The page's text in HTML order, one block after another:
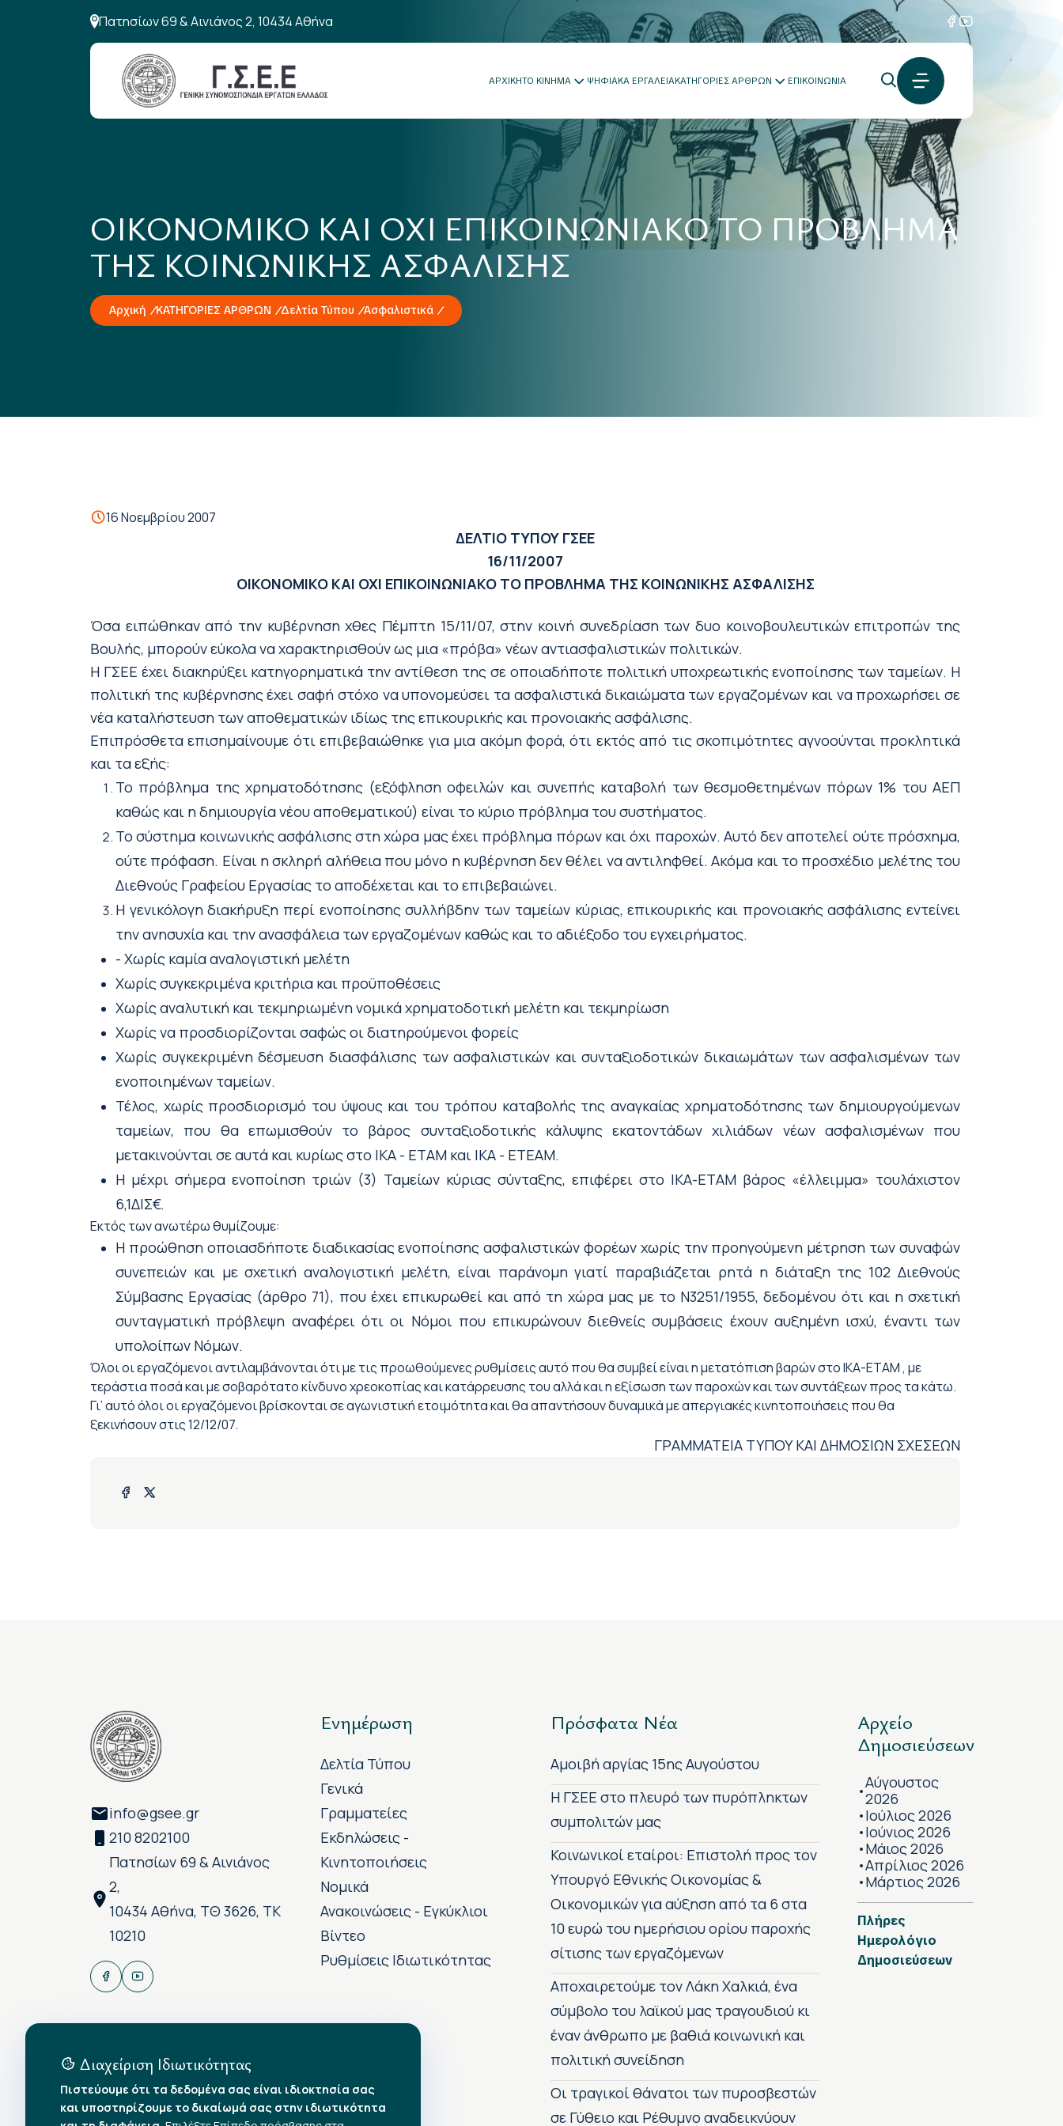
Πατησίων 69 & Αινιάνος 2, 10434 Αθήνα
ΑΡΧΙΚΗΤΟ ΚΙΝΗΜΑ ΨΗΦΙΑΚΑ ΕΡΓΑΛΕΙΑΚΑΤΗΓΟΡΙΕΣ ΑΡΘΡΩΝ ΕΠΙΚΟΙΝΩΝΙΑ
ΟΙΚΟΝΟΜΙΚΟ ΚΑΙ ΟΧΙ ΕΠΙΚΟΙΝΩΝΙΑΚΟ ΤΟ ΠΡΟΒΛΗΜΑ
ΤΗΣ ΚΟΙΝΩΝΙΚΗΣ ΑΣΦΑΛΙΣΗΣ
Αρχική ΚΑΤΗΓΟΡΙΕΣ ΑΡΘΡΩΝ Δελτία Τύπου Ασφαλιστικά
16 Νοεμβρίου 2007
ΔΕΛΤΙΟ ΤΥΠΟΥ ΓΣΕΕ
16/11/2007
ΟΙΚΟΝΟΜΙΚΟ ΚΑΙ ΟΧΙ ΕΠΙΚΟΙΝΩΝΙΑΚΟ ΤΟ ΠΡΟΒΛΗΜΑ ΤΗΣ ΚΟΙΝΩΝΙΚΗΣ ΑΣΦΑΛΙΣΗΣ
Όσα ειπώθηκαν από την κυβέρνηση χθες Πέμπτη 15/11/07, στην κοινή συνεδρίαση των δυο κοινοβουλευτικών επιτροπών της
Βουλής, μπορούν εύκολα να χαρακτηρισθούν ως μια «πρόβα» νέων αντιασφαλιστικών πολιτικών.
Η ΓΣΕΕ έχει διακηρύξει κατηγορηματικά την αντίθεση της σε οποιαδήποτε πολιτική υποχρεωτικής ενοποίησης των ταμείων. Η
πολιτική της κυβέρνησης έχει σαφή στόχο να υπονομεύσει τα ασφαλιστικά δικαιώματα των εργαζομένων και να προχωρήσει σε
νέα καταλήστευση των αποθεματικών ιδίως της επικουρικής και προνοιακής ασφάλισης.
Επιπρόσθετα επισημαίνουμε ότι επιβεβαιώθηκε για μια ακόμη φορά, ότι εκτός από τις σκοπιμότητες αγνοούνται προκλητικά
και τα εξής:
Το πρόβλημα της χρηματοδότησης (εξόφληση οφειλών και συνεπής καταβολή των θεσμοθετημένων πόρων 1% του ΑΕΠ
καθώς και η δημιουργία νέου αποθεματικού) είναι το κύριο πρόβλημα του συστήματος.
Το σύστημα κοινωνικής ασφάλισης στη χώρα μας έχει πρόβλημα πόρων και όχι παροχών. Αυτό δεν αποτελεί ούτε πρόσχημα,
ούτε πρόφαση. Είναι η σκληρή αλήθεια που μόνο η κυβέρνηση δεν θέλει να αντιληφθεί. Ακόμα και το προσχέδιο μελέτης του
Διεθνούς Γραφείου Εργασίας το αποδέχεται και το επιβεβαιώνει.
Η γενικόλογη διακήρυξη περί ενοποίησης συλλήβδην των ταμείων κύριας, επικουρικής και προνοιακής ασφάλισης εντείνει
την ανησυχία και την ανασφάλεια των εργαζομένων καθώς και το αδιέξοδο του εγχειρήματος.
- Χωρίς καμία αναλογιστική μελέτη
Χωρίς συγκεκριμένα κριτήρια και προϋποθέσεις
Χωρίς αναλυτική και τεκμηριωμένη νομικά χρηματοδοτική μελέτη και τεκμηρίωση
Χωρίς να προσδιορίζονται σαφώς οι διατηρούμενοι φορείς
Χωρίς συγκεκριμένη δέσμευση διασφάλισης των ασφαλιστικών και συνταξιοδοτικών δικαιωμάτων των ασφαλισμένων των
ενοποιημένων ταμείων.
Τέλος, χωρίς προσδιορισμό του ύψους και του τρόπου καταβολής της αναγκαίας χρηματοδότησης των δημιουργούμενων
ταμείων, που θα επωμισθούν το βάρος συνταξιοδοτικής κάλυψης εκατοντάδων χιλιάδων νέων ασφαλισμένων που
μετακινούνται σε αυτά και κυρίως στο ΙΚΑ - ΕΤΑΜ και ΙΚΑ - ΕΤΕΑΜ.
Η μέχρι σήμερα ενοποίηση τριών (3) Ταμείων κύριας σύνταξης, επιφέρει στο ΙΚΑ-ΕΤΑΜ βάρος «έλλειμμα» τουλάχιστον
6,1ΔΙΣ€.
Εκτός των ανωτέρω θυμίζουμε:
Η προώθηση οποιασδήποτε διαδικασίας ενοποίησης ασφαλιστικών φορέων χωρίς την προηγούμενη μέτρηση των συναφών
συνεπειών και με σχετική αναλογιστική μελέτη, είναι παράνομη γιατί παραβιάζεται ρητά η διάταξη της 102 Διεθνούς
Σύμβασης Εργασίας (άρθρο 71), που έχει επικυρωθεί και από τη χώρα μας με το Ν3251/1955, δεδομένου ότι και η σχετική
συνταγματική πρόβλεψη αναφέρει ότι οι Νόμοι που επικυρώνουν διεθνείς συμβάσεις έχουν αυξημένη ισχύ, έναντι των
υπολοίπων Νόμων.
Όλοι οι εργαζόμενοι αντιλαμβάνονται ότι με τις προωθούμενες ρυθμίσεις αυτό που θα συμβεί είναι η μετατόπιση βαρών στο ΙΚΑ-ΕΤΑΜ , με
τεράστια ποσά και με σοβαρότατο κίνδυνο χρεοκοπίας και κατάρρευσης του αλλά και η εξίσωση των παροχών και των συντάξεων προς τα κάτω.
Γι’ αυτό όλοι οι εργαζόμενοι βρίσκονται σε αγωνιστική ετοιμότητα και θα απαντήσουν δυναμικά με απεργιακές κινητοποιήσεις που θα
ξεκινήσουν στις 12/12/07.
ΓΡΑΜΜΑΤΕΙΑ ΤΥΠΟΥ ΚΑΙ ΔΗΜΟΣΙΩΝ ΣΧΕΣΕΩΝ
info@gsee.gr
210 8202100
Πατησίων 69 & Αινιάνος
2,
10434 Αθήνα, ΤΘ 3626, ΤΚ
10210
Ενημέρωση
Δελτία Τύπου
Γενικά
Γραμματείες
Εκδηλώσεις -
Κινητοποιήσεις
Νομικά
Ανακοινώσεις - Εγκύκλιοι
Βίντεο
Ρυθμίσεις Ιδιωτικότητας
Πρόσφατα Νέα
Αμοιβή αργίας 15ης Αυγούστου
H ΓΣΕΕ στο πλευρό των πυρόπληκτων
συμπολιτών μας
Κοινωνικοί εταίροι: Επιστολή προς τον
Υπουργό Εθνικής Οικονομίας &
Οικονομικών για αύξηση από τα 6 στα
10 ευρώ του ημερήσιου ορίου παροχής
σίτισης των εργαζόμενων
Αποχαιρετούμε τον Λάκη Χαλκιά, ένα
σύμβολο του λαϊκού μας τραγουδιού κι
έναν άνθρωπο με βαθιά κοινωνική και
πολιτική συνείδηση
Οι τραγικοί θάνατοι των πυροσβεστών
σε Γύθειο και Ρέθυμνο αναδεικνύουν
Αρχείο
Δημοσιεύσεων
•Αύγουστος
2026
•Ιούλιος 2026
•Ιούνιος 2026
•Μάιος 2026
•Απρίλιος 2026
•Μάρτιος 2026
Πλήρες
Ημερολόγιο
Δημοσιεύσεων
Διαχείριση Ιδιωτικότητας
Πιστεύουμε ότι τα δεδομένα σας είναι ιδιοκτησία σας
και υποστηρίζουμε το δικαίωμά σας στην ιδιωτικότητα